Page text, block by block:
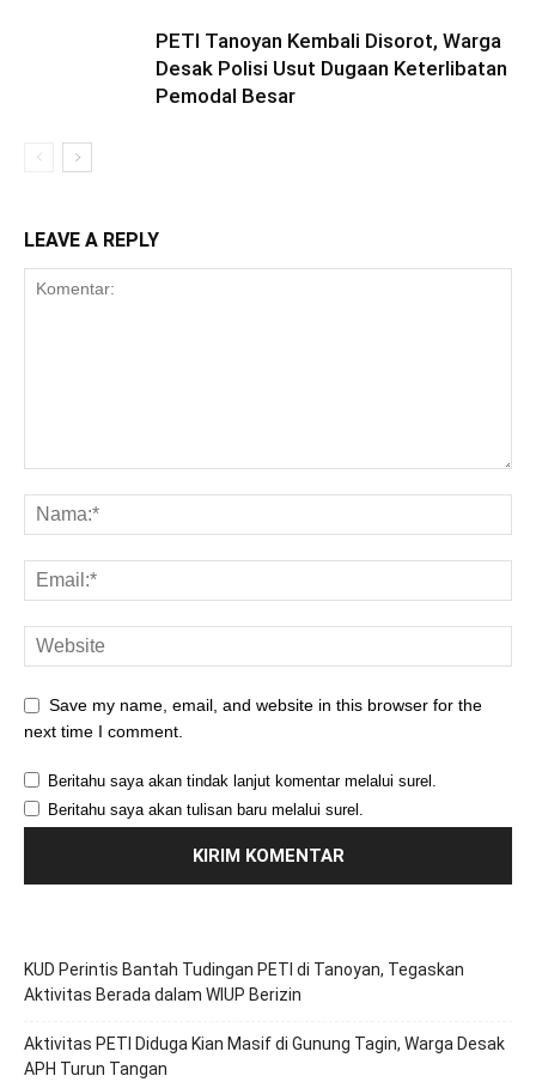
PETI Tanoyan Kembali Disorot, Warga
Desak Polisi Usut Dugaan Keterlibatan
Pemodal Besar
LEAVE A REPLY
Save my name, email, and website in this browser for the
next time I comment.
Beritahu saya akan tindak lanjut komentar melalui surel.
Beritahu saya akan tulisan baru melalui surel.
KUD Perintis Bantah Tudingan PETI di Tanoyan, Tegaskan
Aktivitas Berada dalam WIUP Berizin
Aktivitas PETI Diduga Kian Masif di Gunung Tagin, Warga Desak
APH Turun Tangan